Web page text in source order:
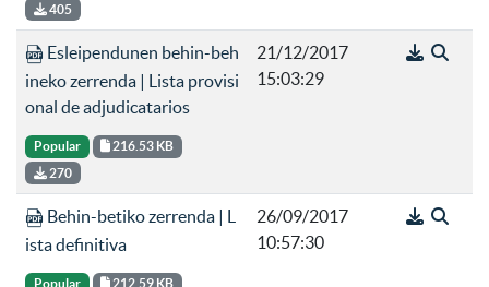
405
Esleipendunen behin-beh
ineko zerrenda | Lista provisi
onal de adjudicatarios
Popular
216.53 KB
270
21/12/2017
15:03:29
Behin-betiko zerrenda | L
ista definitiva
Popular
212.59 KB
26/09/2017
10:57:30